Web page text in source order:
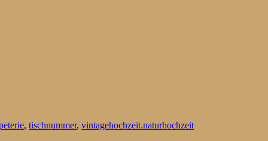
, tischnummer, vintagehochzeit.naturhochzeit